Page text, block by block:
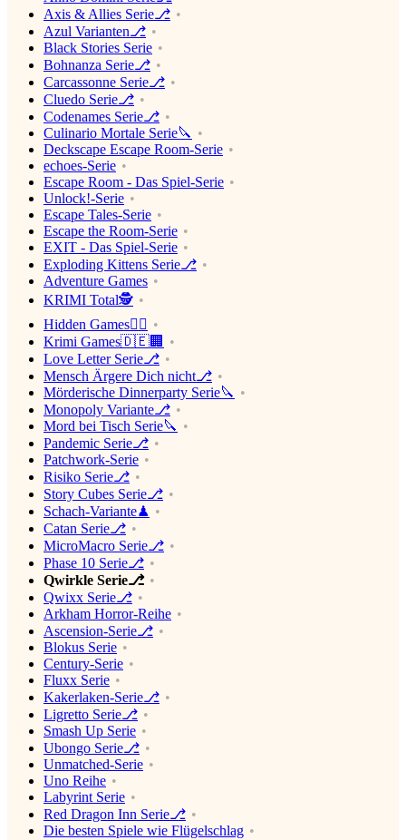
Axis & Allies Serie⎇
Azul Varianten⎇
Black Stories Serie
Bohnanza Serie⎇
Carcassonne Serie⎇
Cluedo Serie⎇
Codenames Serie⎇
Culinario Mortale Serie🔪
Deckscape Escape Room-Serie
echoes-Serie
Escape Room - Das Spiel-Serie
Unlock!-Serie
Escape Tales-Serie
Escape the Room-Serie
EXIT - Das Spiel-Serie
Exploding Kittens Serie⎇
Adventure Games
KRIMI Total🕵️‍
Hidden Games🕵️‍♂️
Krimi Games🇩🇪🏢
Love Letter Serie⎇
Mensch Ärgere Dich nicht⎇
Mörderische Dinnerparty Serie🔪
Monopoly Variante⎇
Mord bei Tisch Serie🔪
Pandemic Serie⎇
Patchwork-Serie
Risiko Serie⎇
Story Cubes Serie⎇
Schach-Variante♟
Catan Serie⎇
MicroMacro Serie⎇
Phase 10 Serie⎇
Qwirkle Serie⎇
Qwixx Serie⎇
Arkham Horror-Reihe
Ascension-Serie⎇
Blokus Serie
Century-Serie
Fluxx Serie
Kakerlaken-Serie⎇
Ligretto Serie⎇
Smash Up Serie
Ubongo Serie⎇
Unmatched-Serie
Uno Reihe
Labyrint Serie
Red Dragon Inn Serie⎇
Die besten Spiele wie Flügelschlag